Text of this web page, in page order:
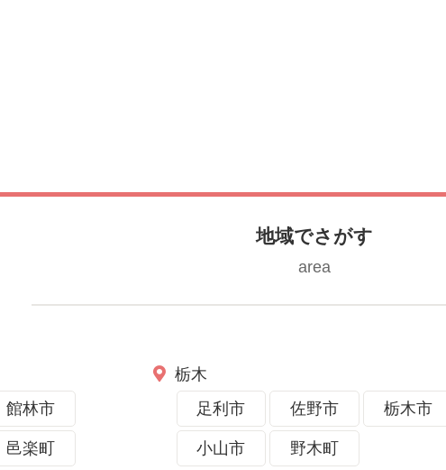
地域でさがす
area
館林市
邑楽町
栃木
足利市
佐野市 栃木市
小山市 野木町